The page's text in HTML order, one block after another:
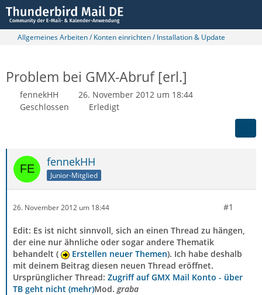
Allgemeines Arbeiten / Konten einrichten / Installation & Update
Problem bei GMX-Abruf [erl.]
fennekHH
26. November 2012 um 18:44
Geschlossen
Erledigt
fennekHH
Junior-Mitglied
26. November 2012 um 18:44 #1
Edit: Es ist nicht sinnvoll, sich an einen Thread zu hängen,
der eine nur ähnliche oder sogar andere Thematik
behandelt (
Erstellen neuer Themen). Ich habe deshalb
mit deinem Beitrag diesen neuen Thread eröffnet.
Ursprünglicher Thread: Zugriff auf GMX Mail Konto - über
TB geht nicht (mehr)Mod. graba